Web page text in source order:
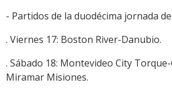
- Partidos de la duodécima jornada
. Viernes 17: Boston River-Danubio.
. Sábado 18: Montevideo City
Miramar Misiones.